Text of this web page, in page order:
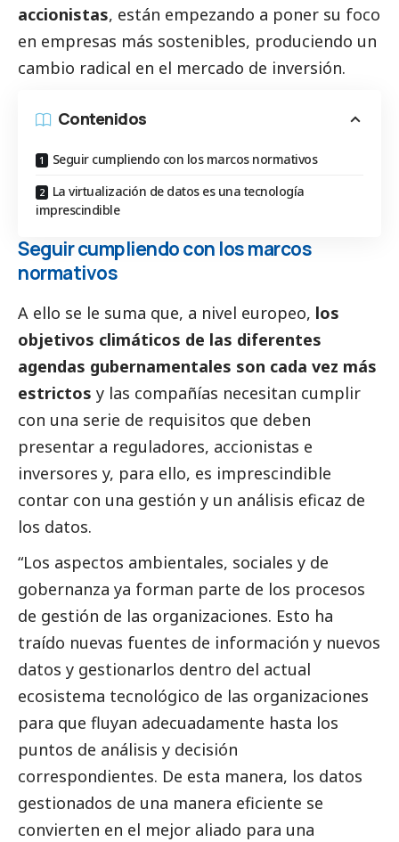
accionistas, están empezando a poner su foco
en empresas más sostenibles, produciendo un
cambio radical en el mercado de inversión.
Contenidos
Seguir cumpliendo con los marcos normativos
La virtualización de datos es una tecnología
imprescindible
Seguir cumpliendo con los marcos
normativos
A ello se le suma que, a nivel europeo, los
objetivos climáticos de las diferentes
agendas gubernamentales son cada vez más
estrictos y las compañías necesitan cumplir
con una serie de requisitos que deben
presentar a reguladores, accionistas e
inversores y, para ello, es imprescindible
contar con una gestión y un análisis eficaz de
los datos.
“Los aspectos ambientales, sociales y de
gobernanza ya forman parte de los procesos
de gestión de las organizaciones. Esto ha
traído nuevas fuentes de información y nuevos
datos y gestionarlos dentro del actual
ecosistema tecnológico de las organizaciones
para que fluyan adecuadamente hasta los
puntos de análisis y decisión
correspondientes. De esta manera, los datos
gestionados de una manera eficiente se
convierten en el mejor aliado para una